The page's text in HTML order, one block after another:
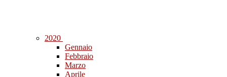
2020
Gennaio
Febbraio
Marzo
Aprile